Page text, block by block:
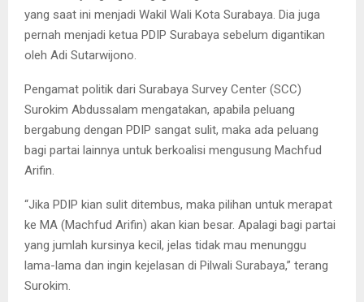
yang saat ini menjadi Wakil Wali Kota Surabaya. Dia juga
pernah menjadi ketua PDIP Surabaya sebelum digantikan
oleh Adi Sutarwijono.
Pengamat politik dari Surabaya Survey Center (SCC)
Surokim Abdussalam mengatakan, apabila peluang
bergabung dengan PDIP sangat sulit, maka ada peluang
bagi partai lainnya untuk berkoalisi mengusung Machfud
Arifin.
“Jika PDIP kian sulit ditembus, maka pilihan untuk merapat
ke MA (Machfud Arifin) akan kian besar. Apalagi bagi partai
yang jumlah kursinya kecil, jelas tidak mau menunggu
lama-lama dan ingin kejelasan di Pilwali Surabaya,” terang
Surokim.